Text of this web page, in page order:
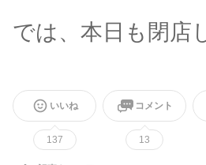
では、本日も閉店
いいね
137
コメント
13